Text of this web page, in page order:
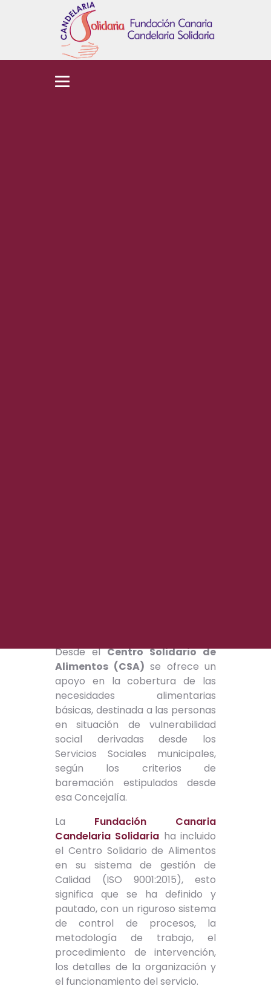
Desde elCentro Solidario de
Alimentos (CSA) se ofrece un
apoyo en la cobertura de las
necesidades alimentarias
básicas, destinada a las personas
en situación de vulnerabilidad
social derivadas desde los
Servicios Sociales municipales,
según los criterios de
baremación estipulados desde
esa Concejalía.
La Fundación Canaria
Candelaria Solidaria ha incluido
el Centro Solidario de Alimentos
en su sistema de gestión de
Calidad (ISO 9001:2015), esto
significa que se ha definido y
pautado, con un riguroso sistema
de control de procesos, la
metodología de trabajo, el
procedimiento de intervención,
los detalles de la organización y
el funcionamiento del servicio.